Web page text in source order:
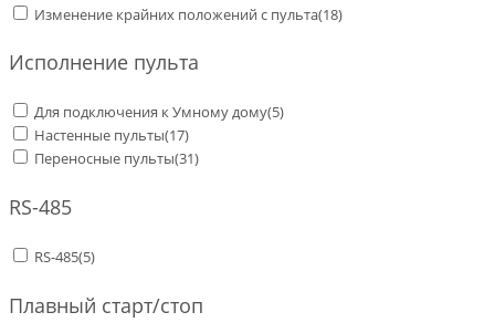
Изменение крайних положений с пульта(18)
Исполнение пульта
Для подключения к Умному дому(5)
Настенные пульты(17)
Переносные пульты(31)
RS-485
RS-485(5)
Плавный старт/стоп